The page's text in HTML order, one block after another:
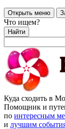
Открыть меню
Что ищем?
Найти
Куда сходить в
Помощник и
по интересным
и лучшим